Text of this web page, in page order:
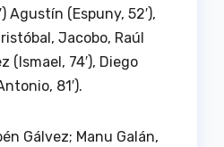
Agustín (Espuny, 52′),
Jacobo, Raúl
(Ismael, 74′), Diego
81′).
Gálvez; Manu Galán,